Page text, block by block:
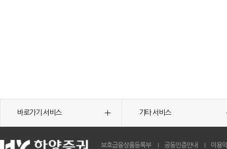
바로가기 서비스 기타 서비스
보호금융상품등록부 공동인증안내 이용